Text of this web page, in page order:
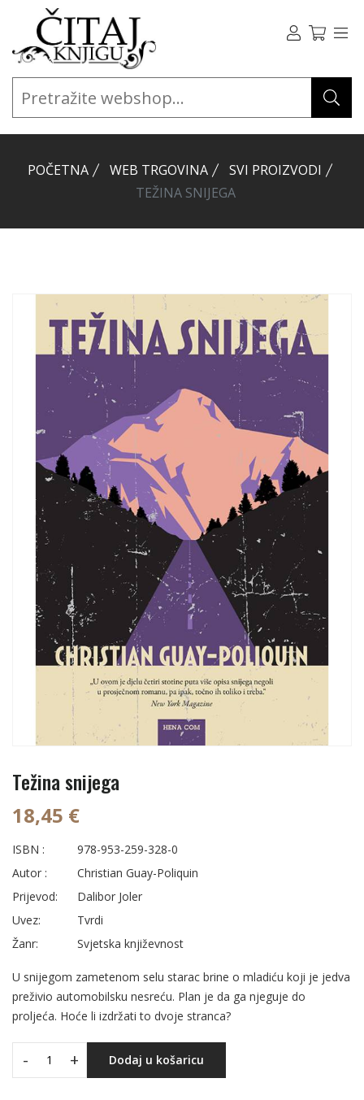
POČETNA WEB TRGOVINA
SVI PROIZVODI
TEŽINA SNIJEGA
Težina snijega
18,45 €
ISBN :
978-953-259-328-0
Autor :
Christian Guay-Poliquin
Prijevod:
Dalibor Joler
Uvez:
Tvrdi
Žanr:
Svjetska književnost
U snijegom zametenom selu starac brine o mladiću koji je jedva
preživio automobilsku nesreću. Plan je da ga njeguje do
proljeća. Hoće li izdržati to dvoje stranca?
- + Dodaj u košaricu